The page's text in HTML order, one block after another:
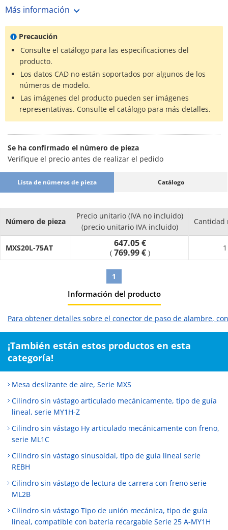
precisión.
cuerpos.
· Se proporciona una ranura para la fijación de interruptores
automáticos en consideración a la seguridad.
· También utilizable para el montaje vertical del eje.
· Estructura de doble vástago.
· Amplia gama de opciones.
· Forma simétrica.
Más información
Precaución
Consulte el catálogo para las especificaciones del
producto.
Los datos CAD no están soportados por algunos de los
números de modelo.
Las imágenes del producto pueden ser imágenes
representativas. Consulte el catálogo para más detalles.
Se ha confirmado el número de pieza
Verifique el precio antes de realizar el pedido
Lista de números de pieza Catálogo
Número de pieza
Precio unitario (IVA no incluido)
(precio unitario IVA incluido)
Cantidad
MXS20L-75AT 647.05 €
( 769.99 € )
1
Información del producto
Para obtener detalles sobre el conector de paso de alambre,
¡También están estos productos en esta
categoría!
Mesa deslizante de aire, Serie MXS
Cilindro sin vástago articulado mecánicamente, tipo de guía
lineal, serie MY1H-Z
Cilindro sin vástago Hy articulado mecánicamente con freno,
serie ML1C
Cilindro sin vástago sinusoidal, tipo de guía lineal serie
REBH
Cilindro sin vástago de lectura de carrera con freno serie
ML2B
Cilindro sin vástago Tipo de unión mecánica, tipo de guía
lineal, compatible con batería recargable Serie 25 A-MY1H